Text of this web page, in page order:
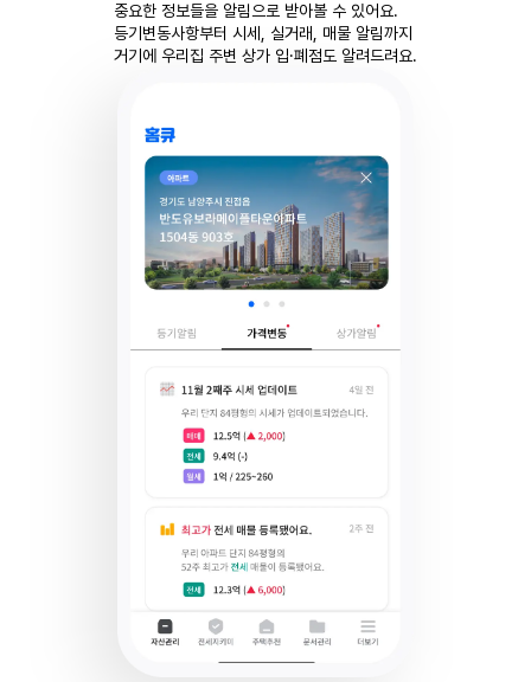
중요한 정보들을 알림으로 받아볼 수 있어요.
등기변동사항부터 시세, 실거래, 매물 알림까지
거기에 우리집 주변 상가 입·폐점도 알려드려요.